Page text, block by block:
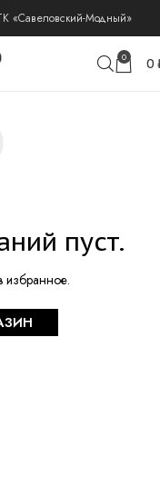
«Савеловский-Модный»
0 0
пуст.
избранное.